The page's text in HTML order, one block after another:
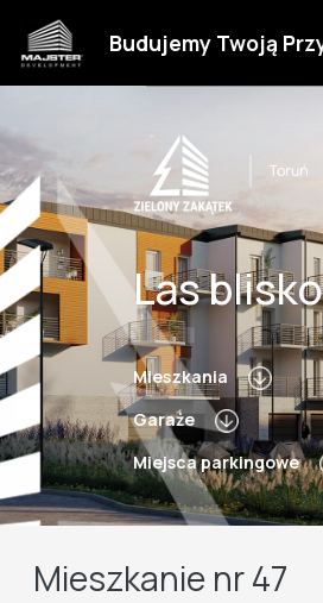
Budujemy Twoją
Kontakt
Las
Mieszkania
Garaże
Miejsca parkingowe
Mieszkanie nr 47